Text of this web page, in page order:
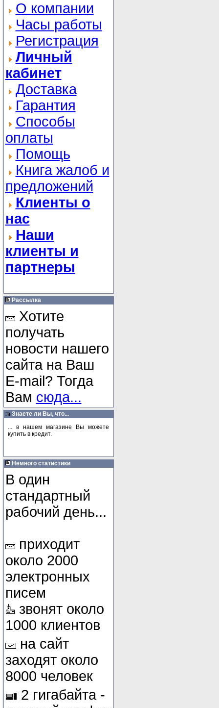
О компании
Часы работы
Регистрация
Личный
кабинет
Доставка
Гарантия
Способы
оплаты
Помощь
Книга жалоб и
предложений
Клиенты о
нас
Наши
клиенты и
партнеры
Рассылка
Хотите
получать
новости нашего
сайта на Ваш
E-mail? Тогда
Вам сюда...
Знаете ли Вы, что...
... в нашем магазине Вы можете
купить в кредит.
Немного статистики
В один
стандартный
рабочий день...
приходит
около 2000
электронных
писем
звонят около
1000 клиентов
на сайт
заходят около
8000 человек
2 гигабайта -